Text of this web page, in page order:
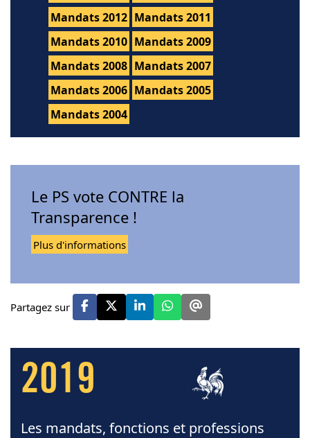
Mandats 2012 Mandats 2011
Mandats 2010 Mandats 2009
Mandats 2008 Mandats 2007
Mandats 2006 Mandats 2005
Mandats 2004
Le PS vote CONTRE la
Transparence !
Plus d'informations
Partagez sur
2019
Les mandats, fonctions et professions